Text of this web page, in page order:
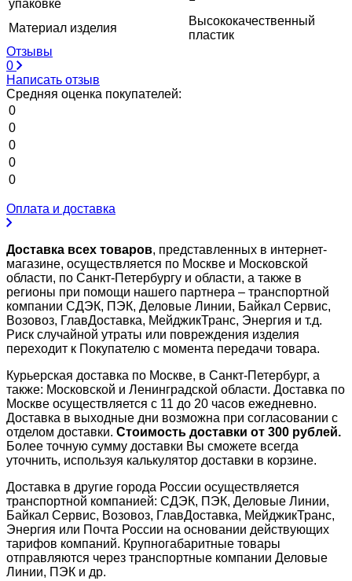
упаковке
Материал изделия
Высококачественный
пластик
Отзывы
0
Написать отзыв
Средняя оценка покупателей:
0
0
0
0
0
Оплата и доставка
Доставка всех товаров, представленных в интернет-
магазине, осуществляется по Москве и Московской
области, по Санкт-Петербургу и области, а также в
регионы при помощи нашего партнера – транспортной
компании СДЭК, ПЭК, Деловые Линии, Байкал Сервис,
Возовоз, ГлавДоставка, МейджикТранс, Энергия и т.д.
Риск случайной утраты или повреждения изделия
переходит к Покупателю с момента передачи товара.
Курьерская доставка по Москве, в Санкт-Петербург, а
также: Московской и Ленинградской области. Доставка по
Москве осуществляется с 11 до 20 часов ежедневно.
Доставка в выходные дни возможна при согласовании с
отделом доставки. Стоимость доставки от 300 рублей.
Более точную сумму доставки Вы сможете всегда
уточнить, используя калькулятор доставки в корзине.
Доставка в другие города России осуществляется
транспортной компанией: СДЭК, ПЭК, Деловые Линии,
Байкал Сервис, Возовоз, ГлавДоставка, МейджикТранс,
Энергия или Почта России на основании действующих
тарифов компаний. Крупногабаритные товары
отправляются через транспортные компании Деловые
Линии, ПЭК и др.